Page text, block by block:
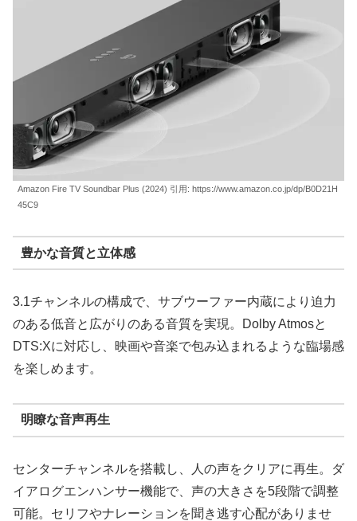
Amazon Fire TV Soundbar Plus (2024) 引用: https://www.amazon.co.jp/dp/B0D21H
45C9
豊かな音質と立体感
3.1チャンネルの構成で、サブウーファー内蔵により迫力
のある低音と広がりのある音質を実現。Dolby Atmosと
DTS:Xに対応し、映画や音楽で包み込まれるような臨場感
を楽しめます。
明瞭な音声再生
センターチャンネルを搭載し、人の声をクリアに再生。ダ
イアログエンハンサー機能で、声の大きさを5段階で調整
可能。セリフやナレーションを聞き逃す心配がありませ